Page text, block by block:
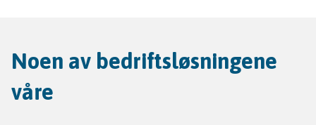
Noen av bedriftsløsningene
våre